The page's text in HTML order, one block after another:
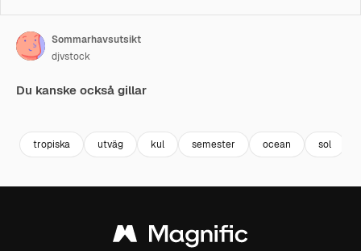
Sommarhavsutsikt
djvstock
Du kanske också gillar
tropiska utväg kul semester ocean sol